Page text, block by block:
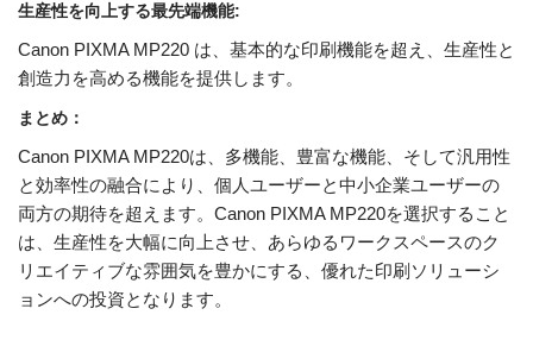
生産性を向上する最先端機能:
Canon PIXMA MP220 は、基本的な印刷機能を超え、生産性と
創造力を高める機能を提供します。
まとめ：
Canon PIXMA MP220は、多機能、豊富な機能、そして汎用性
と効率性の融合により、個人ユーザーと中小企業ユーザーの
両方の期待を超えます。Canon PIXMA MP220を選択すること
は、生産性を大幅に向上させ、あらゆるワークスペースのク
リエイティブな雰囲気を豊かにする、優れた印刷ソリューシ
ョンへの投資となります。